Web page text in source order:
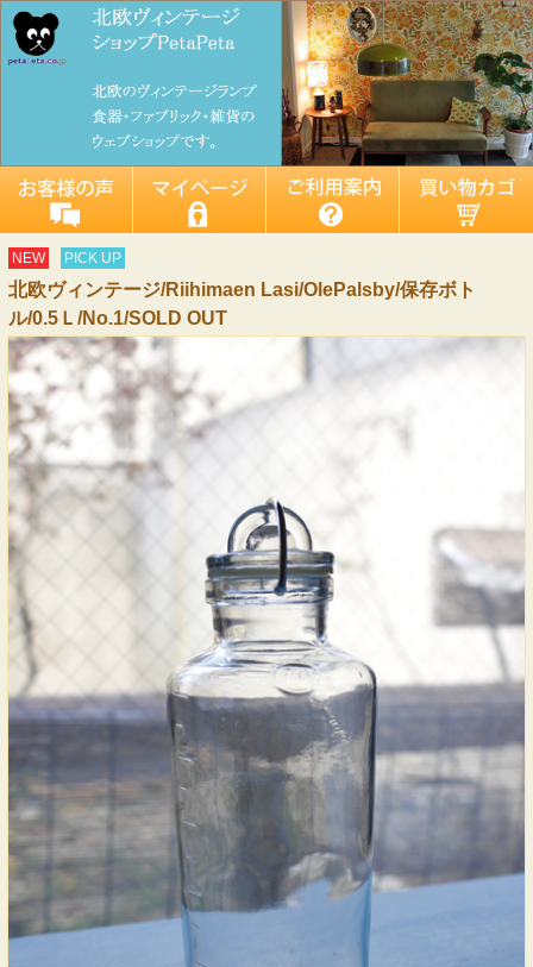
NEW PICK UP
北欧ヴィンテージ/Riihimaen Lasi/OlePalsby/保存ボト
ル/0.5Ｌ/No.1/SOLD OUT